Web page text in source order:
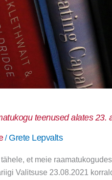
teenused alates 23.
/ Grete Lepvalts
tähele, et meie
Valitsuse 23.08.2021